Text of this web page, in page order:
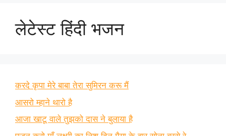
लेटेस्ट हिंदी भजन
करदे कृपा मेरे बाबा तेरा सुमिरन करू मैं
आसरो म्हाने थारो है
आजा खाटू वाले तुझको दास ने बुलाया है